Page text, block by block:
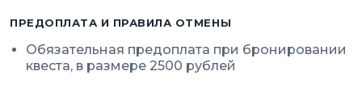
ПРЕДОПЛАТА И ПРАВИЛА ОТМЕНЫ
Обязательная предоплата при бронировании
квеста, в размере 2500 рублей